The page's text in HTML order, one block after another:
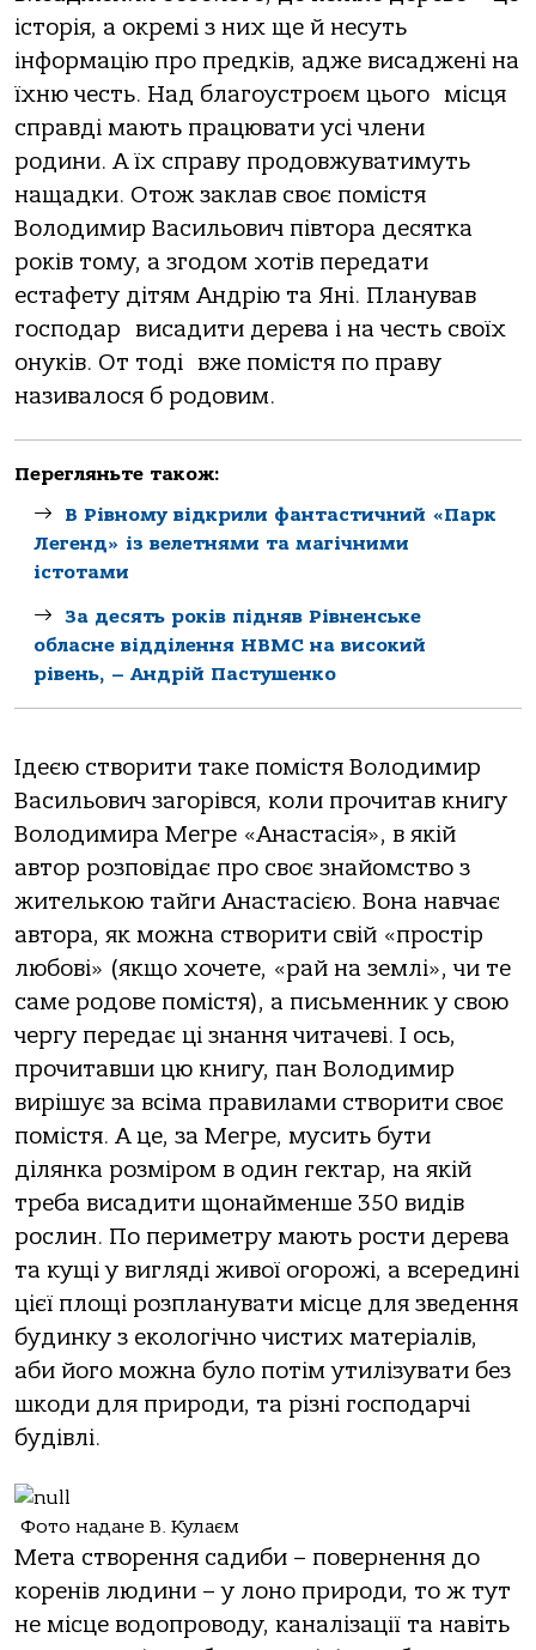
історія, а окремі з них ще й несуть
інформацію про предків, адже висаджені на
їхню честь. Над благоустроєм цього місця
справді мають працювати усі члени
родини. А їх справу продовжуватимуть
нащадки. Отож заклав своє помістя
Володимир Васильович півтора десятка
років тому, а згодом хотів передати
естафету дітям Андрію та Яні. Планував
господар висадити дерева і на честь своїх
онуків. От тоді вже помістя по праву
називалося б родовим.
Перегляньте також:
В Рівному відкрили фантастичний «Парк
Легенд» із велетнями та магічними
істотами
За десять років підняв Рівненське
обласне відділення НВМС на високий
рівень, – Андрій Пастушенко
Ідеєю створити таке помістя Володимир
Васильович загорівся, коли прочитав книгу
Володимира Мегре «Анастасія», в якій
автор розповідає про своє знайомство з
жителькою тайги Анастасією. Вона навчає
автора, як можна створити свій «простір
любові» (якщо хочете, «рай на землі», чи те
саме родове помістя), а письменник у свою
чергу передає ці знання читачеві. І ось,
прочитавши цю книгу, пан Володимир
вирішує за всіма правилами створити своє
помістя. А це, за Мегре, мусить бути
ділянка розміром в один гектар, на якій
треба висадити щонайменше 350 видів
рослин. По периметру мають рости дерева
та кущі у вигляді живої огорожі, а всередині
цієї площі розпланувати місце для зведення
будинку з екологічно чистих матеріалів,
аби його можна було потім утилізувати без
шкоди для природи, та різні господарчі
будівлі.
Фото надане В. Кулаєм
Мета створення садиби – повернення до
коренів людини – у лоно природи, то ж тут
не місце водопроводу, каналізації та навіть